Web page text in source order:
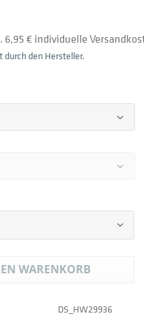
6,95 € individuelle
durch den Hersteller.
WARENKORB
DS_HW29936